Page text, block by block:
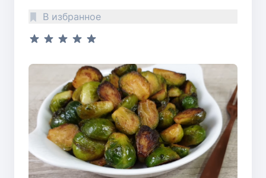
В избранное